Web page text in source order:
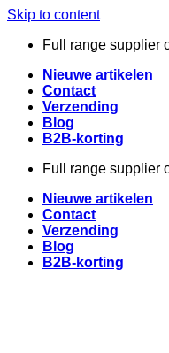
Skip to content
Full range supplier
Nieuwe artikelen
Contact
Verzending
Blog
B2B-korting
Full range supplier
Nieuwe artikelen
Contact
Verzending
Blog
B2B-korting